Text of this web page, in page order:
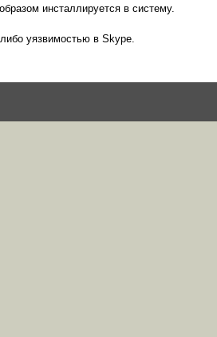
инсталлируется в систему.
уязвимостью в Skype.